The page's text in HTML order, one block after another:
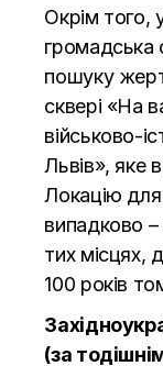
Окрім того,
громадська
пошуку
сквері «На
військово-
Львів», яке
Локацію
випадково –
тих місцях,
100 років
(за